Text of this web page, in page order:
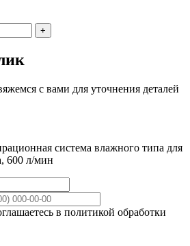
+
с вами для уточнения деталей
система влажного типа для
600 л/мин
в политикой обработки